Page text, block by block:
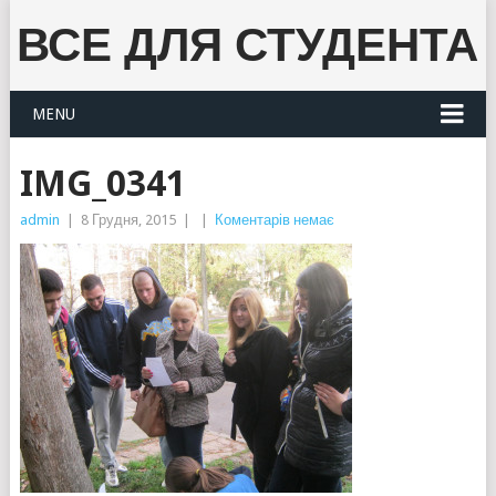
ВСЕ ДЛЯ СТУДЕНТА
MENU
IMG_0341
admin 8 Грудня, 2015 Коментарів немає